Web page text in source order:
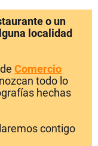
o un
localidad
Comercio
todo lo
hechas
contigo